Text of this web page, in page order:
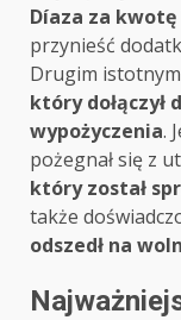
Díaza za
przynieść
Drugim
który dołączył
wypożyczenia.
pożegnał się z
który został
także
odszedł na